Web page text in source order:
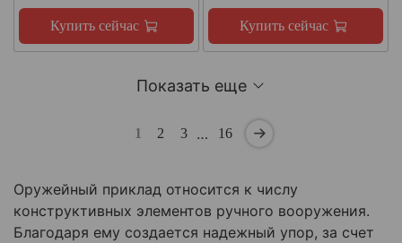
Купить сейчас Купить сейчас
Показать еще
1 2 3 … 16
Оружейный приклад относится к числу
конструктивных элементов ручного вооружения.
Благодаря ему создается надежный упор, за счет